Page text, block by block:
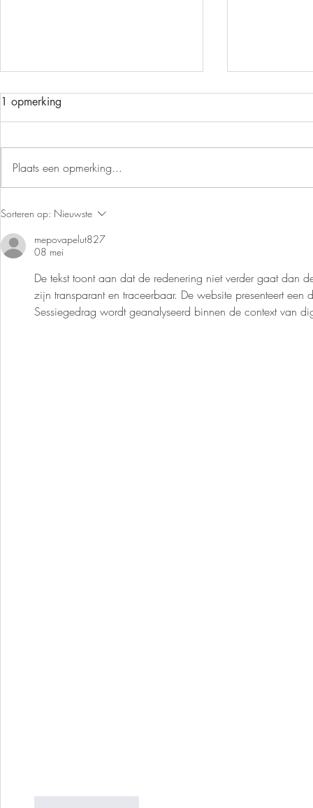
't LANDJE, MIJN BONUS-
1 opmerking
Plaats een opmerking...
Sorteren op: Nieuwste
mepovapelut827
08 mei
De tekst toont aan dat de redenering niet verder gaat dan
zijn transparant en traceerbaar. De website presenteert
Sessiegedrag wordt geanalyseerd binnen de context van